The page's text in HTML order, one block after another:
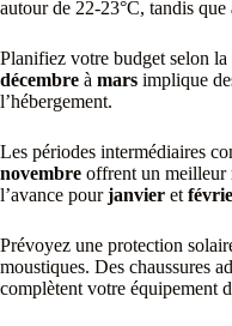
autour de 22-23°C, tandis que
Planifiez votre budget selon la
décembre à mars implique
l’hébergement.
Les périodes intermédiaires
novembre offrent un meilleur
l’avance pourjanvier et
Prévoyez une protection
moustiques. Des chaussures
complètent votre équipement